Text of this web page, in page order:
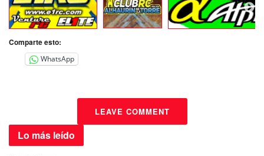
Comparte esto:
WhatsApp
LEAVE COMMENT
Lo más leído